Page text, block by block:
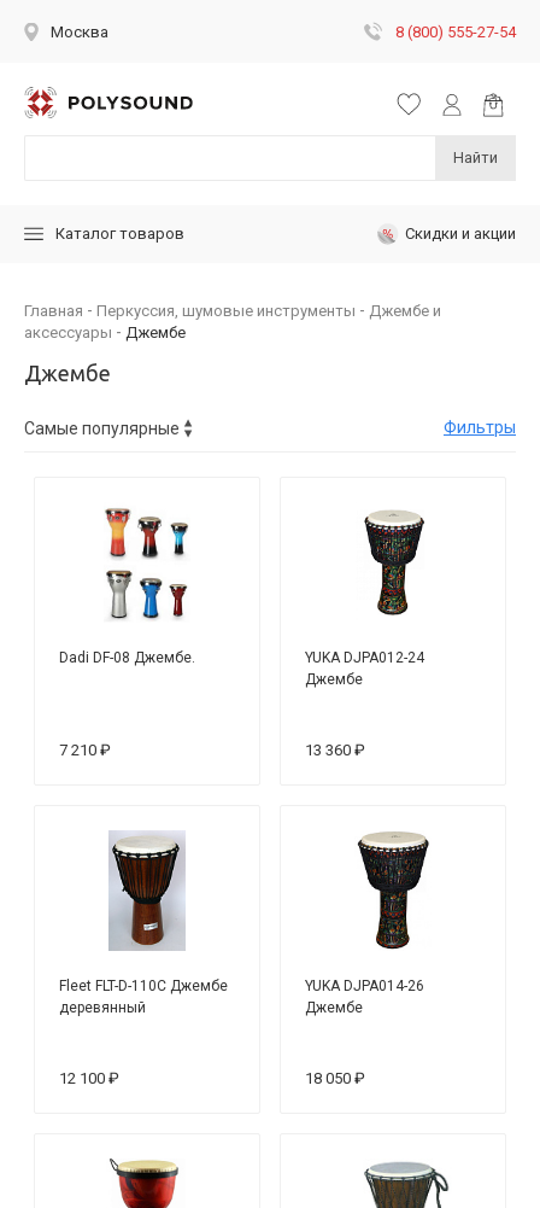
Москва 8 (800) 555-27-54
Найти
Каталог товаров Скидки и акции
Главная Перкуссия, шумовые инструменты
Джембе и
аксессуары
Джембе
Джембе
Фильтры
Dadi DF-08 Джембе.
7 210 ₽
YUKA DJPA012-24
Джембе
13 360 ₽
Fleet FLT-D-110C Джембе
деревянный
12 100 ₽
YUKA DJPA014-26
Джембе
18 050 ₽